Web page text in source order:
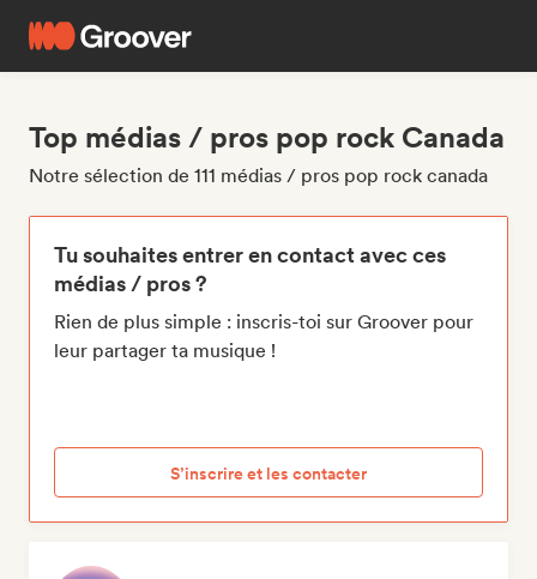
Top médias / pros pop rock Canada
Notre sélection de 111 médias / pros pop rock canada
Tu souhaites entrer en contact avec ces
médias / pros ?
Rien de plus simple : inscris-toi sur Groover pour
leur partager ta musique !
S’inscrire et les contacter